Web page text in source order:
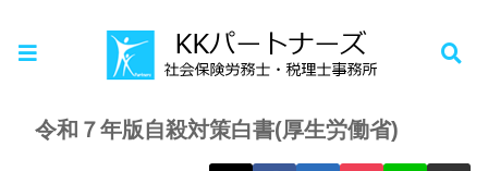
お知らせ
令和７年版自殺対策白書(厚生労働省)